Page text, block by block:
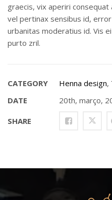
graecis, vix aperiri consequat
vel pertinax sensibus id,
urbanitas moderatius id. Vis
purto zril.
CATEGORY Henna design,
DATE
20th, março,
SHARE